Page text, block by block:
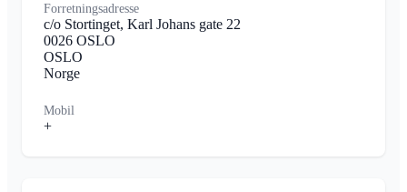
Forretningsadresse
c/o Stortinget, Karl Johans gate 22
0026 OSLO
OSLO
Norge
Mobil
+